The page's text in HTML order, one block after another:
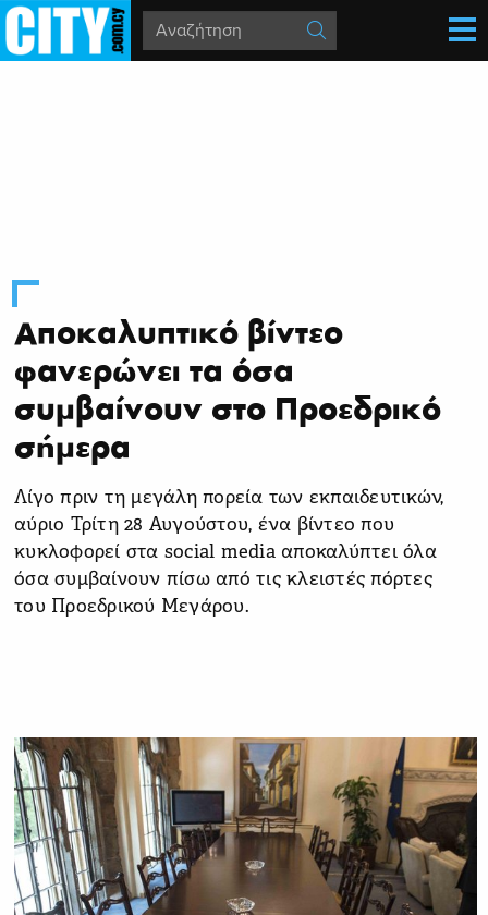
Αποκαλυπτικό βίντεο
φανερώνει τα όσα
συμβαίνουν στο Προεδρικό
σήμερα
Λίγο πριν τη μεγάλη πορεία των εκπαιδευτικών,
αύριο Τρίτη 28 Αυγούστου, ένα βίντεο που
κυκλοφορεί στα social media αποκαλύπτει όλα
όσα συμβαίνουν πίσω από τις κλειστές πόρτες
του Προεδρικού Μεγάρου.